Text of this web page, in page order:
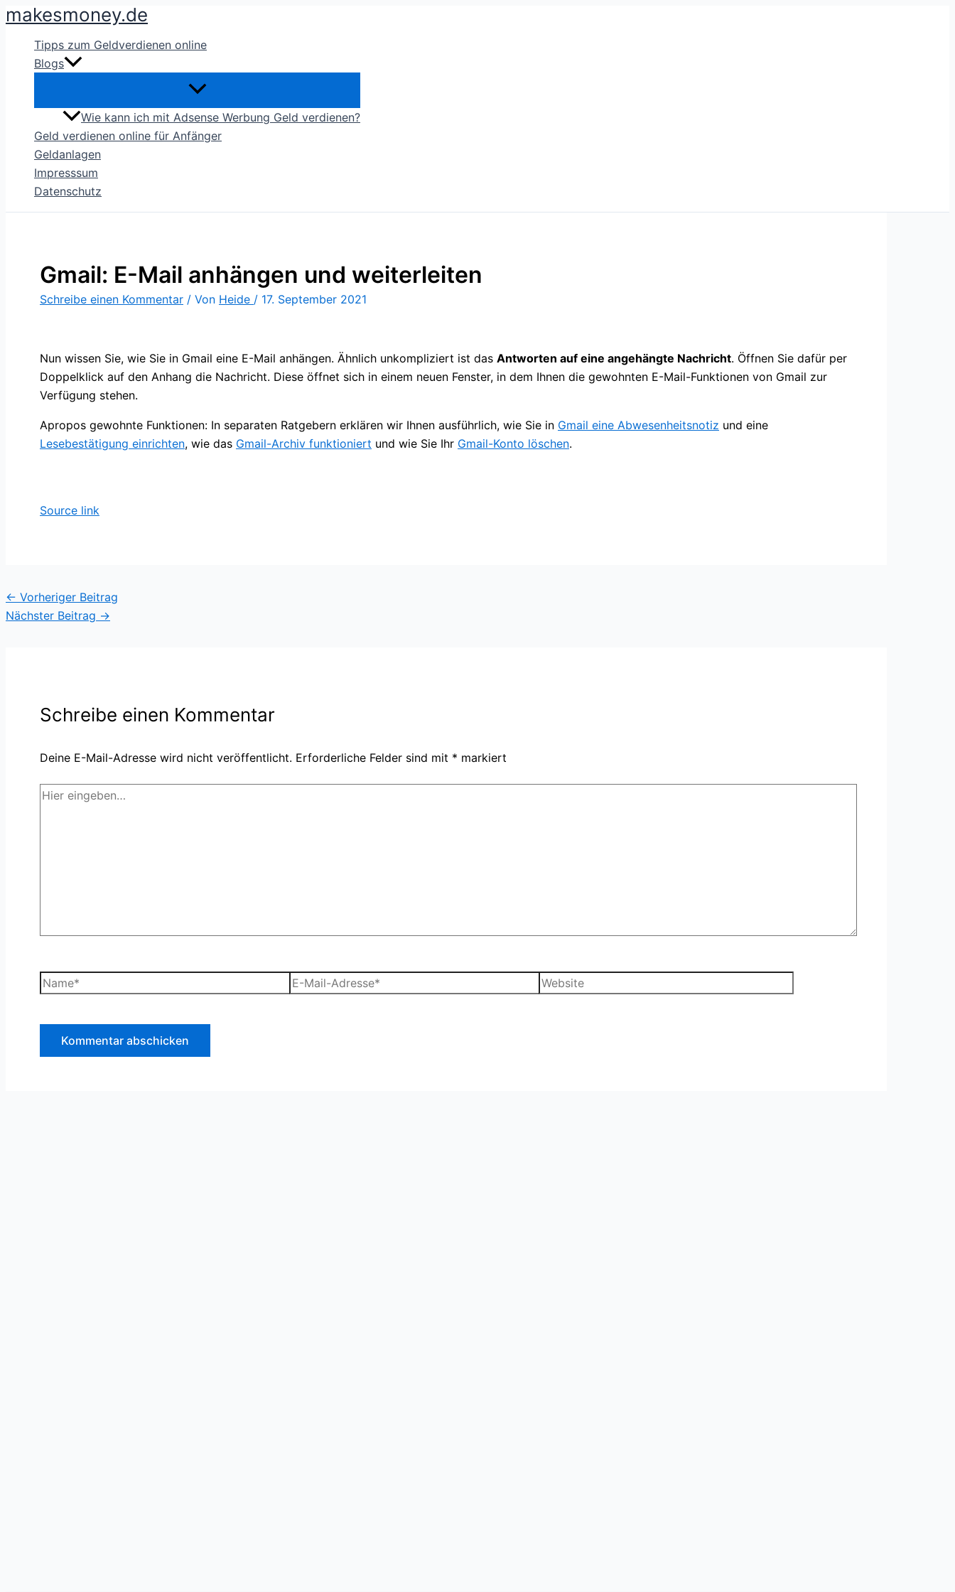
Zum
springen
makesmoney.de
Tipps zum Geldverdienen online
Blogs
Wie kann ich mit Adsense Werbung Geld verdienen?
Geld verdienen online für Anfänger
Geldanlagen
Impresssum
Datenschutz
Gmail: E-Mail anhängen und weiterleiten
Schreibe einen Kommentar / Von Heide / 17. September 2021
Nun wissen Sie, wie Sie in Gmail eine E-Mail anhängen. Ähnlich unkompliziert ist das Antworten auf eine angehängte Nachricht. Öffnen Sie dafür per
Doppelklick auf den Anhang die Nachricht. Diese öffnet sich in einem neuen Fenster, in dem Ihnen die gewohnten E-Mail-Funktionen von Gmail zur
Verfügung stehen.
Apropos gewohnte Funktionen: In separaten Ratgebern erklären wir Ihnen ausführlich, wie Sie in Gmail eine Abwesenheitsnotiz und eine
Lesebestätigung einrichten, wie das Gmail-Archiv funktioniert und wie Sie Ihr Gmail-Konto löschen.
Source link
← Vorheriger Beitrag
Nächster Beitrag →
Schreibe einen Kommentar
Deine E-Mail-Adresse wird nicht veröffentlicht. Erforderliche Felder sind mit * markiert
Hier
Name*
E-
Mail-
Website